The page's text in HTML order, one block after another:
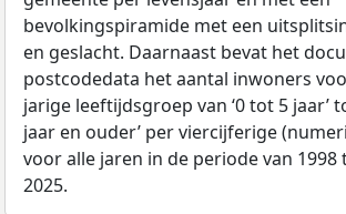
bevolkingspiramide met een
en geslacht. Daarnaast bevat het
postcodedata het aantal inwoners
jarige leeftijdsgroep van ‘0 tot 5 jaar’
jaar en ouder’ per viercijferige
voor alle jaren in de periode van 1998
2025.